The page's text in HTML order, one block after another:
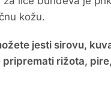
kožu.
jesti sirovu,
pripremati rižota,